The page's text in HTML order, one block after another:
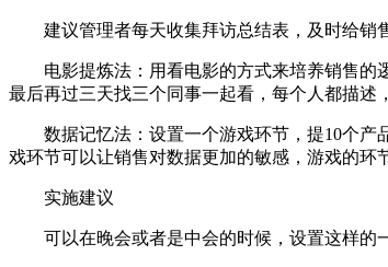
建议管理者每天收集拜访总结表，及时给销售
电影提炼法：用看电影的方式来培养销售的逻
最后再过三天找三个同事一起看，每个人都描述
数据记忆法：设置一个游戏环节，提10个产
戏环节可以让销售对数据更加的敏感，游戏的环
实施建议
可以在晚会或者是中会的时候，设置这样的一